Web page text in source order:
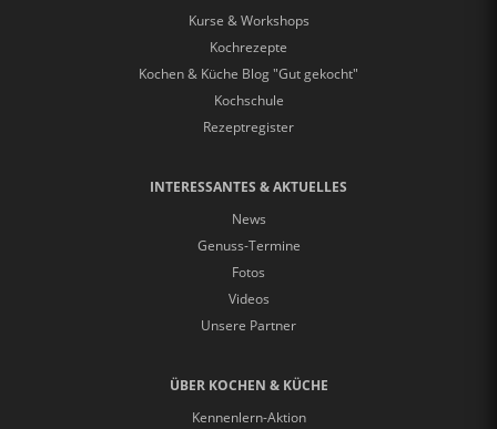
Kurse & Workshops
Kochrezepte
Kochen & Küche Blog "Gut gekocht"
Kochschule
Rezeptregister
INTERESSANTES & AKTUELLES
News
Genuss-Termine
Fotos
Videos
Unsere Partner
ÜBER KOCHEN & KÜCHE
Kennenlern-Aktion